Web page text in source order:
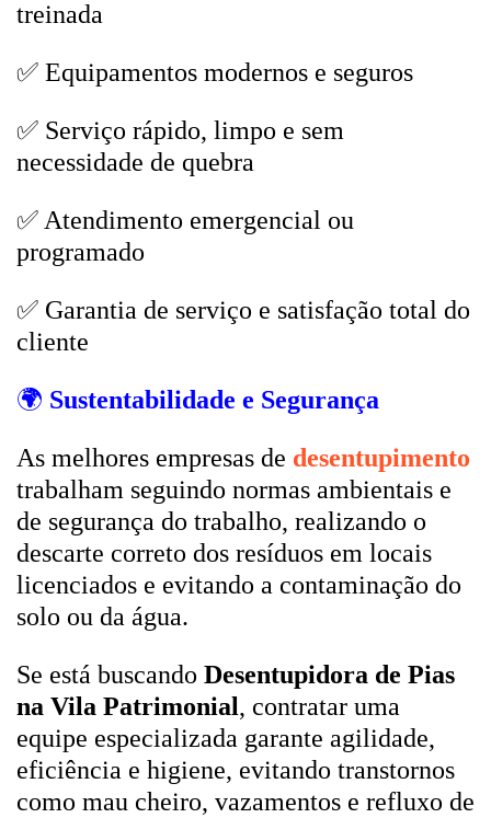
treinada
✅ Equipamentos modernos e seguros
✅ Serviço rápido, limpo e sem
necessidade de quebra
✅ Atendimento emergencial ou
programado
✅ Garantia de serviço e satisfação total do
cliente
🌍 Sustentabilidade e Segurança
As melhores empresas de desentupimento
trabalham seguindo normas ambientais e
de segurança do trabalho, realizando o
descarte correto dos resíduos em locais
licenciados e evitando a contaminação do
solo ou da água.
Se está buscando Desentupidora de Pias
na Vila Patrimonial, contratar uma
equipe especializada garante agilidade,
eficiência e higiene, evitando transtornos
como mau cheiro, vazamentos e refluxo de